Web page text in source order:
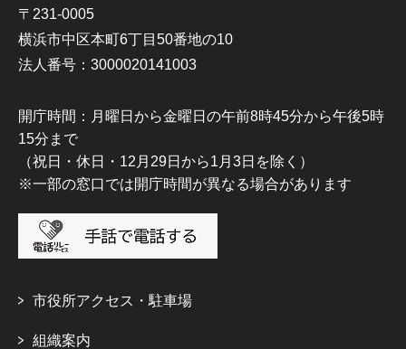
〒231-0005
横浜市中区本町6丁目50番地の10
法人番号：3000020141003
開庁時間：月曜日から金曜日の午前8時45分から午後5時
15分まで
（祝日・休日・12月29日から1月3日を除く）
※一部の窓口では開庁時間が異なる場合があります
市役所アクセス・駐車場
組織案内